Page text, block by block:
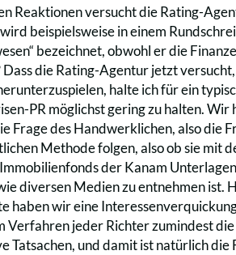
Reaktionen versucht die Rating-
beispielsweise in einem
bezeichnet, obwohl er die
Dass die Rating-Agentur jetzt
halte ich für ein
PR möglichst gering zu halten.
Frage des Handwerklichen, also die
Methode folgen, also ob sie mit
der Kanam
diversen Medien zu entnehmen ist.
haben wir eine
Verfahren jeder Richter zumindest
Tatsachen, und damit ist natürlich